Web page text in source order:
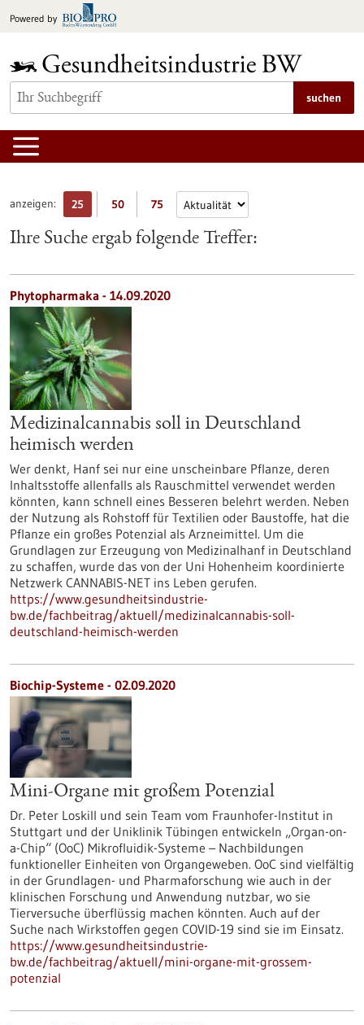
Inhalt
Powered by
suchen
anzeigen: 25 50 75
Ihre Suche ergab folgende Treffer:
Phytopharmaka - 14.09.2020
Medizinalcannabis soll in Deutschland
heimisch werden
Wer denkt, Hanf sei nur eine unscheinbare Pflanze, deren
Inhaltsstoffe allenfalls als Rauschmittel verwendet werden
könnten, kann schnell eines Besseren belehrt werden. Neben
der Nutzung als Rohstoff für Textilien oder Baustoffe, hat die
Pflanze ein großes Potenzial als Arzneimittel. Um die
Grundlagen zur Erzeugung von Medizinalhanf in Deutschland
zu schaffen, wurde das von der Uni Hohenheim koordinierte
Netzwerk CANNABIS-NET ins Leben gerufen.
https://www.gesundheitsindustrie-
bw.de/fachbeitrag/aktuell/medizinalcannabis-soll-
deutschland-heimisch-werden
Biochip-Systeme - 02.09.2020
Mini-Organe mit großem Potenzial
Dr. Peter Loskill und sein Team vom Fraunhofer-Institut in
Stuttgart und der Uniklinik Tübingen entwickeln „Organ-on-
a-Chip“ (OoC) Mikrofluidik-Systeme – Nachbildungen
funktioneller Einheiten von Organgeweben. OoC sind vielfältig
in der Grundlagen- und Pharmaforschung wie auch in der
klinischen Forschung und Anwendung nutzbar, wo sie
Tierversuche überflüssig machen könnten. Auch auf der
Suche nach Wirkstoffen gegen COVID-19 sind sie im Einsatz.
https://www.gesundheitsindustrie-
bw.de/fachbeitrag/aktuell/mini-organe-mit-grossem-
potenzial